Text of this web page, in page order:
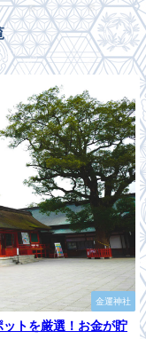
金運神社
ットを厳選！お金が貯